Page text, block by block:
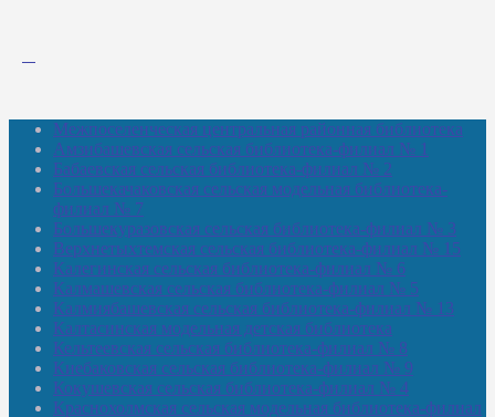
Межпоселенческая центральная районная библиотека
Амзибашевская сельская библиотека-филиал № 1
Бабаевская сельская библиотека-филиал № 2
Большекачаковская сельская модельная библиотека-
филиал № 7
Большекуразовская сельская библиотека-филиал № 3
Верхнетыхтемская сельская библиотека-филиал № 15
Калегинская сельская библиотека-филиал № 6
Калмашевская сельская библиотека-филиал № 5
Калмиябашевская сельская библиотека-филиал № 13
Калтасинская модельная детская библиотека
Кельтеевская сельская библиотека-филиал № 8
Киебаковская сельская библиотека-филиал № 9
Кокушевская сельская библиотека-филиал № 4
Краснохолмская сельская модельная библиотека-филиал